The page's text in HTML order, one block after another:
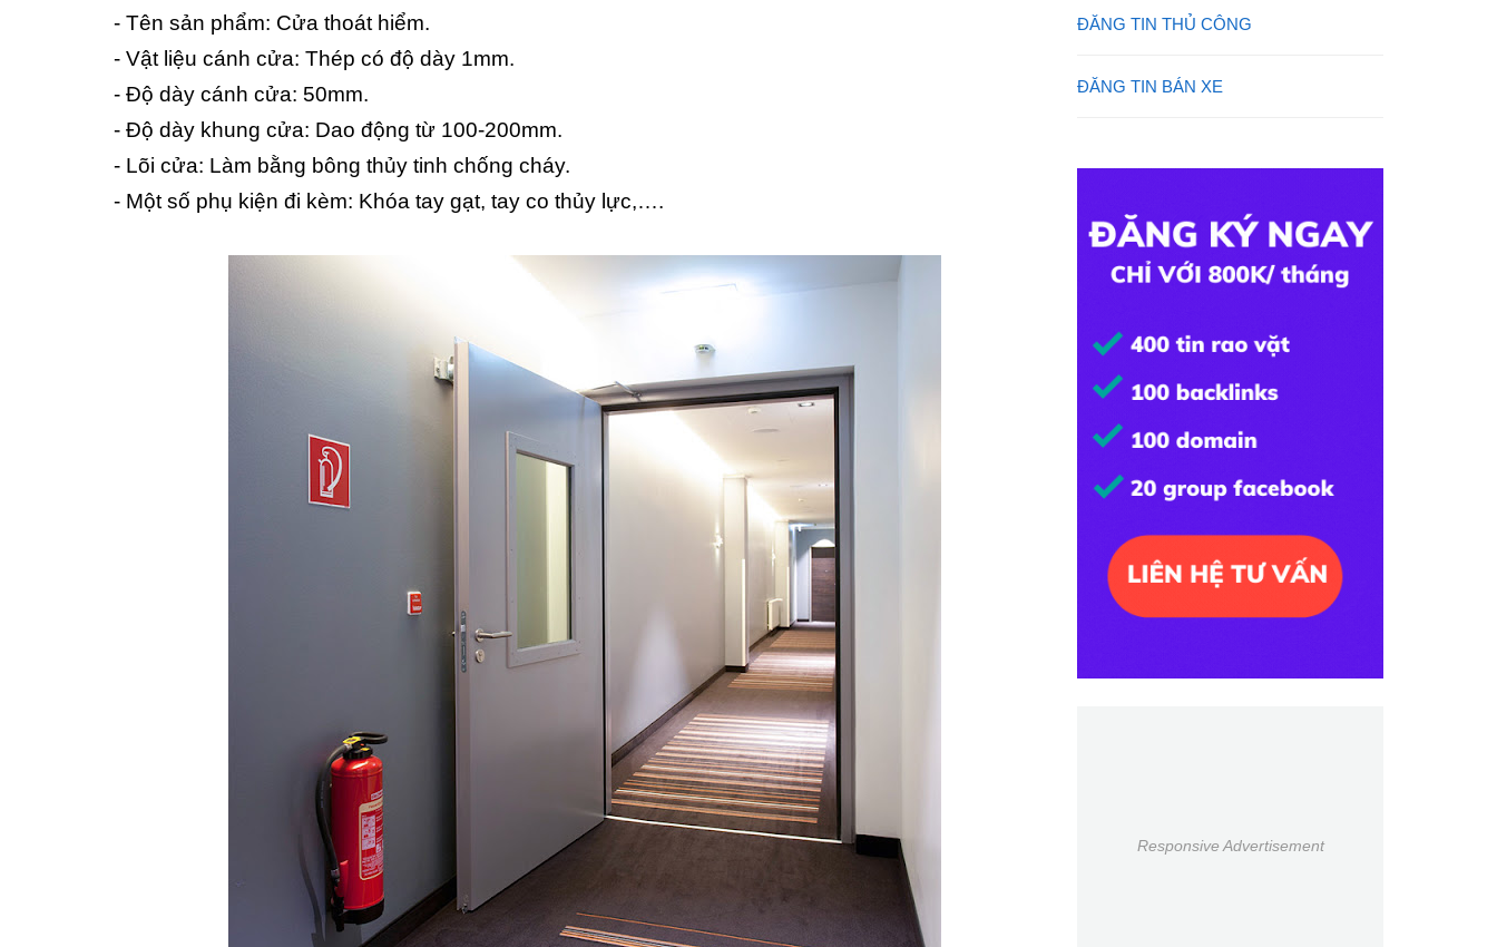
- Tên sản phẩm: Cửa thoát hiểm.
- Vật liệu cánh cửa: Thép có độ dày 1mm.
- Độ dày cánh cửa: 50mm.
- Độ dày khung cửa: Dao động từ 100-200mm.
- Lõi cửa: Làm bằng bông thủy tinh chống cháy.
- Một số phụ kiện đi kèm: Khóa tay gạt, tay co thủy lực,….
ĐĂNG TIN THỦ CÔNG
ĐĂNG TIN BÁN XE
Responsive Advertisement